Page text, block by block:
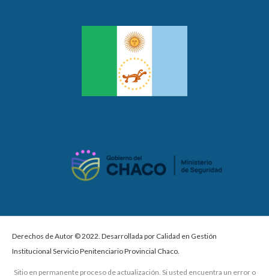
Derechos de Autor © 2022. Desarrollada por Calidad en Gestión
Institucional Servicio Penitenciario Provincial Chaco.
Sitio en permanente proceso de actualización. Si usted encuentra un error o